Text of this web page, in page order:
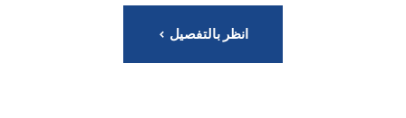
انظر بالتفصيل >